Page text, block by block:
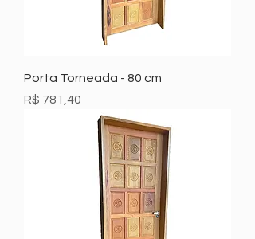
Porta Torneada - 80 cm
Preço
R$ 781,40